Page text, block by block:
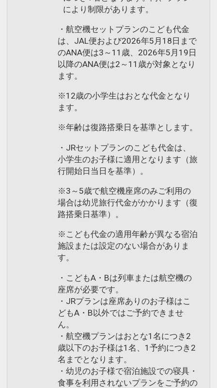
により制限があります。
・航空機セットプランのこども代金
は、JAL便および2026年5月18日まで
のANA便は3～11歳、2026年5月19日
以降のANA便は2～11歳が対象となり
ます。
※12歳の小学生はおとな代金となり
ます。
※年齢は復路搭乗日を基準とします。
・JRセットプランのこども代金は、
小学生のお子様に適用となります（旅
行開始日当日を基準）。
※3～5歳で航空機座席のみご利用の
場合は幼児旅行代金がかかります（復
路搭乗日基準）。
※こども代金の適用年齢が異なる宿泊
施設または設定のない場合がありま
す。
・こどもA・Bは列車または航空機の
座席が必要です。
・JRプランは座席ありのお子様はこ
どもA・B以外ではご予約できませ
ん。
・航空機プランはおとな1名につき2
歳以下のお子様は1名、1予約につき2
名までとなります。
・幼児のお子様で宿泊施設での寝具・
食事を利用されないプランをご予約の